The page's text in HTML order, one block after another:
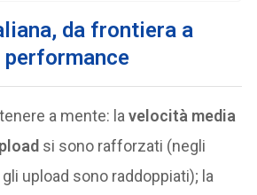
da frontiera a
a mente: lavelocità media
si sono rafforzati (negli
upload sono raddoppiati); la